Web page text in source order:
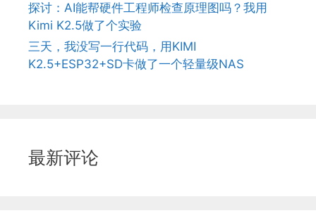
探讨：AI能帮硬件工程师检查原理图吗？我用
Kimi K2.5做了个实验
三天，我没写一行代码，用KIMI
K2.5+ESP32+SD卡做了一个轻量级NAS
最新评论